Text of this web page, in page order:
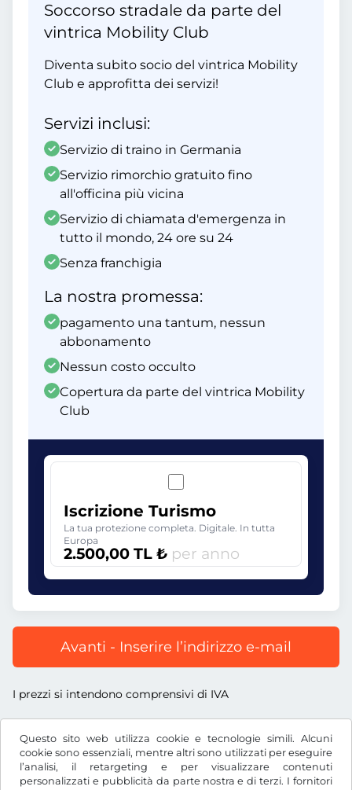
Questo sito web utilizza cookie e tecnologie simili. Alcuni
cookie sono essenziali, mentre altri sono utilizzati per eseguire
l’analisi, il retargeting e per visualizzare contenuti
personalizzati e pubblicità da parte nostra e di terzi. I fornitori
Soccorso stradale da parte del
vintrica Mobility Club
Diventa subito socio del vintrica Mobility
Club e approfitta dei servizi!
Servizi inclusi:
Servizio di traino in Germania
Servizio rimorchio gratuito fino
all'officina più vicina
Servizio di chiamata d'emergenza in
tutto il mondo, 24 ore su 24
Senza franchigia
La nostra promessa:
pagamento una tantum, nessun
abbonamento
Nessun costo occulto
Copertura da parte del vintrica Mobility
Club
Iscrizione Turismo
La tua protezione completa. Digitale. In tutta
Europa
2.500,00 TL ₺ per anno
Avanti - Inserire l’indirizzo e-mail
I prezzi si intendono comprensivi di IVA
TL ₺TRY